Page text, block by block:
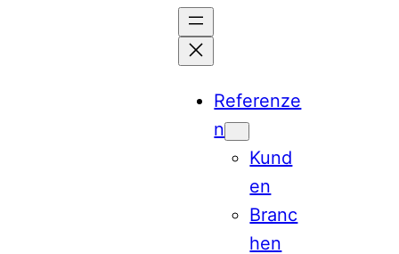
Referenze
n
Kund
en
Branc
hen